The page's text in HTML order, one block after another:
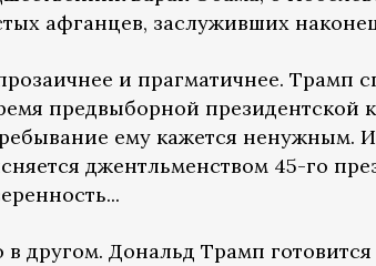
афганцев, заслуживших
и прагматичнее. Трамп
предвыборной президентской
ему кажется ненужным. И
джентльменством 45-го
в другом. Дональд Трамп